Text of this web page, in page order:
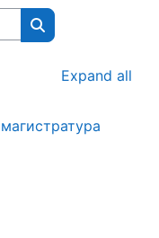
Search courses
Expand all